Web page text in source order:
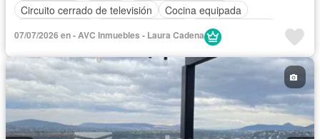
Circuito cerrado de televisión
Cocina equipada
Estacionamiento
Zonas verdes
Completamente amueblado
07/07/2026 en - AVC Inmuebles - Laura Cadena